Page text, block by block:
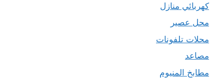
كهربائي منازل
محل عصير
محلات تلفونات
مصاعد
مطابخ المنيوم